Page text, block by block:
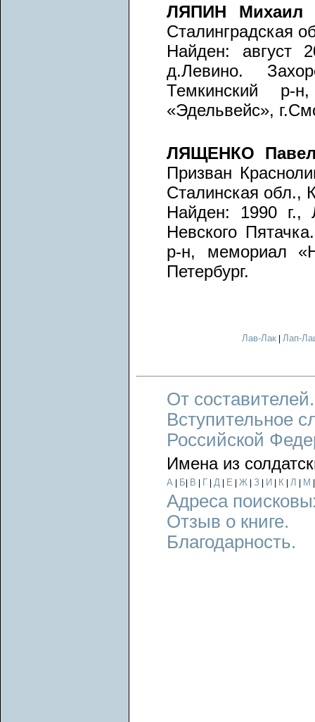
ЛЯПИН Михаил
Сталинградская
Найден: август
д.Левино.
Темкинский р-
«Эдельвейс»,
ЛЯЩЕНКО
Призван
Сталинская обл.,
Найден: 1990 г.,
Невского
р-н, мемориал
Петербург.
Лав-Лак Лап-
От составителей.
Вступительное
Российской
Имена из
А Б В Г Д Е Ж З И К Л М
Адреса
Отзыв о книге.
Благодарность.